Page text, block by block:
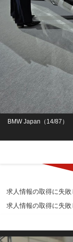
BMW Japan（14/87）
求人情報の取得に失敗
求人情報の取得に失敗